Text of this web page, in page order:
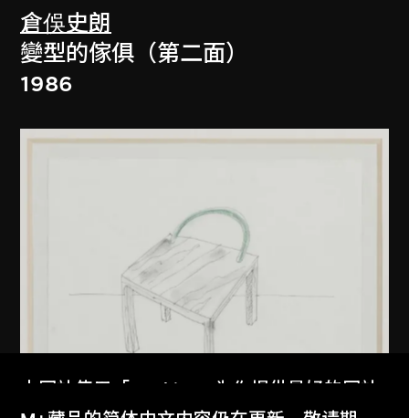
倉俁史朗
變型的傢俱（第二面）
1986
本网站使用「Cookies」为你提供最好的网站